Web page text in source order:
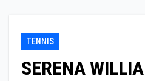
TENNIS
SERENA